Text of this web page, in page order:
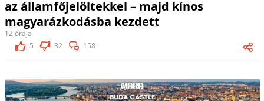
az államfőjelöltekkel – majd kínos
magyarázkodásba kezdett
12 órája
5
32 158